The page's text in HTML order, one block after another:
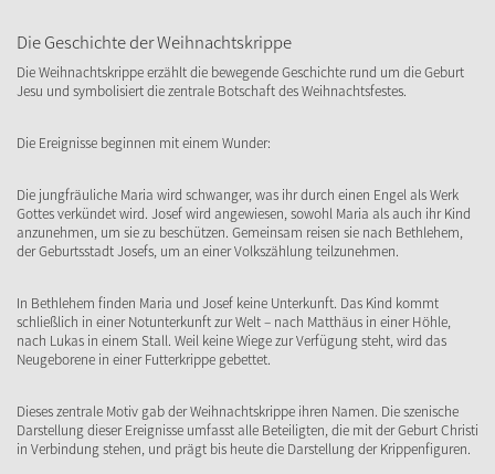
Die Geschichte der Weihnachtskrippe
Die Weihnachtskrippe erzählt die bewegende Geschichte rund um die Geburt
Jesu und symbolisiert die zentrale Botschaft des Weihnachtsfestes.
Die Ereignisse beginnen mit einem Wunder:
Die jungfräuliche Maria wird schwanger, was ihr durch einen Engel als Werk
Gottes verkündet wird. Josef wird angewiesen, sowohl Maria als auch ihr Kind
anzunehmen, um sie zu beschützen. Gemeinsam reisen sie nach Bethlehem,
der Geburtsstadt Josefs, um an einer Volkszählung teilzunehmen.
In Bethlehem finden Maria und Josef keine Unterkunft. Das Kind kommt
schließlich in einer Notunterkunft zur Welt – nach Matthäus in einer Höhle,
nach Lukas in einem Stall. Weil keine Wiege zur Verfügung steht, wird das
Neugeborene in einer Futterkrippe gebettet.
Dieses zentrale Motiv gab der Weihnachtskrippe ihren Namen. Die szenische
Darstellung dieser Ereignisse umfasst alle Beteiligten, die mit der Geburt Christi
in Verbindung stehen, und prägt bis heute die Darstellung der Krippenfiguren.